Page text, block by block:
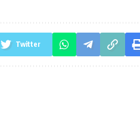
Twitter